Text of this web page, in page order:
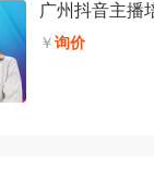
广州抖音主播
￥询价